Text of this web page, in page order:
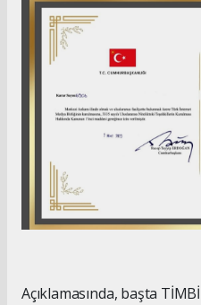
Açıklamasında, başta